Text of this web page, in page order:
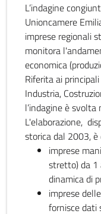
L’indagine
Unioncamere
imprese regionali
monitora
economica
Riferita ai
Industria,
l’indagine è
L'elaborazione,
storica dal 2003,
imprese
stretto) da 1
dinamica di
imprese
fornisce dati